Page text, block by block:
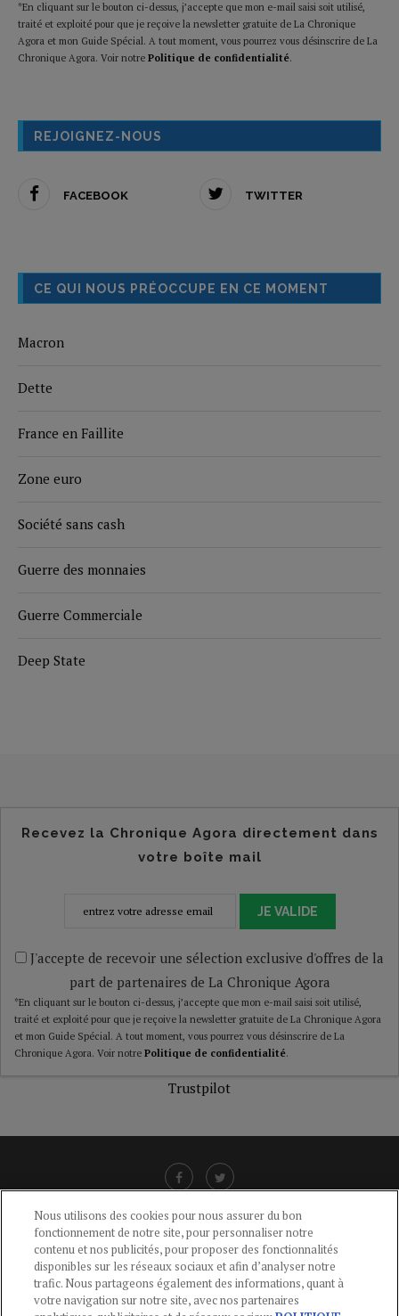
*En cliquant sur le bouton ci-dessus, j’accepte que mon e-mail saisi soit utilisé,
traité et exploité pour que je reçoive la newsletter gratuite de La Chronique
Agora et mon Guide Spécial. A tout moment, vous pourrez vous désinscrire de La
Chronique Agora. Voir notre Politique de confidentialité.
REJOIGNEZ-NOUS
FACEBOOK TWITTER
CE QUI NOUS PRÉOCCUPE EN CE MOMENT
Macron
Dette
France en Faillite
Zone euro
Société sans cash
Guerre des monnaies
Guerre Commerciale
Deep State
Recevez la Chronique Agora directement dans
votre boîte mail
JE VALIDE
J'accepte de recevoir une sélection exclusive d'offres de la
part de partenaires de La Chronique Agora
*En cliquant sur le bouton ci-dessus, j’accepte que mon e-mail saisi soit utilisé,
traité et exploité pour que je reçoive la newsletter gratuite de La Chronique Agora
et mon Guide Spécial. A tout moment, vous pourrez vous désinscrire de La
Chronique Agora. Voir notre Politique de confidentialité.
Trustpilot
CGU-POLITIQUE DE CONFIDENTIALITÉ -POLITIQUE DES COOKIES
MENTIONS LÉGALES -AIDE
Nous utilisons des cookies pour nous assurer du bon
fonctionnement de notre site, pour personnaliser notre
contenu et nos publicités, pour proposer des fonctionnalités
disponibles sur les réseaux sociaux et afin d’analyser notre
trafic. Nous partageons également des informations, quant à
votre navigation sur notre site, avec nos partenaires